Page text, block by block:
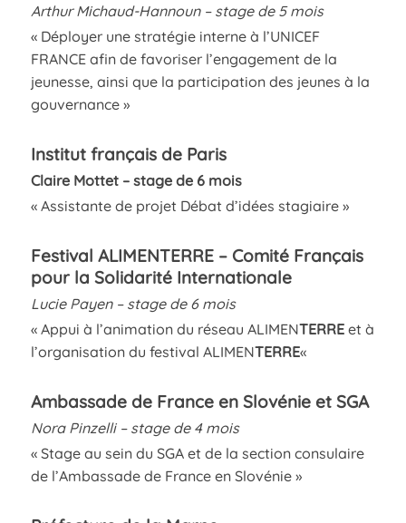
Arthur Michaud-Hannoun – stage de 5 mois
« Déployer une stratégie interne à l’UNICEF
FRANCE afin de favoriser l’engagement de la
jeunesse, ainsi que la participation des jeunes à la
gouvernance »
Institut français de Paris
Claire Mottet – stage de 6 mois
« Assistante de projet Débat d’idées stagiaire »
Festival ALIMENTERRE – Comité Français
pour la Solidarité Internationale
Lucie Payen – stage de 6 mois
« Appui à l’animation du réseau ALIMENTERREet à
l’organisation du festival ALIMENTERRE«
Ambassade de France en Slovénie et SGA
Nora Pinzelli – stage de 4 mois
« Stage au sein du SGA et de la section consulaire
de l’Ambassade de France en Slovénie »